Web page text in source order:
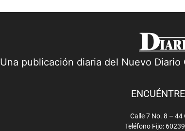
Una publicación diaria del Nuevo
Calle 7 No. 8 – 44
Teléfono Fijo: